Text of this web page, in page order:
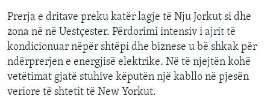
Prerja e dritave preku katër lagje të Nju Jorkut si dhe
zona në në Uestçester. Përdorimi intensiv i ajrit të
kondicionuar nëpër shtëpi dhe biznese u bë shkak për
ndërprerjen e energjisë elektrike. Në të njejtën kohë
vetëtimat gjatë stuhive këputën një kabllo në pjesën
veriore të shtetit të New Yorkut.